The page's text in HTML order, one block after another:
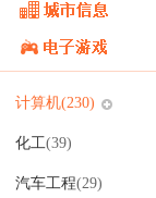
计算机(230)
化工(39)
汽车工程(29)